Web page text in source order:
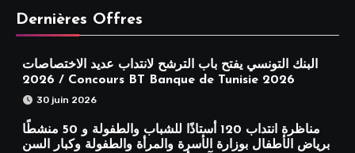
Dernières Offres
البنك التونسي يفتح باب الترشح لانتداب عديد الاختصاصات
2026 / Concours BT Banque de Tunisie 2026
30 juin 2026
مناظرة انتداب 120 أستاذًا للشباب والطفولة و 50 منشطًا
برياض الأطفال بوزارة الأسرة والمرأة والطفولة وكبار السن